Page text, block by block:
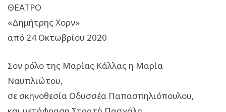
ΘΕΑΤΡΟ
«Δημήτρης Χορν»
από 24 Οκτωβρίου 2020
Σον ρόλο της Μαρίας Κάλλας η Μαρία
Ναυπλιώτου,
σε σκηνοθεσία Οδυσσέα Παπασπηλιόπουλου,